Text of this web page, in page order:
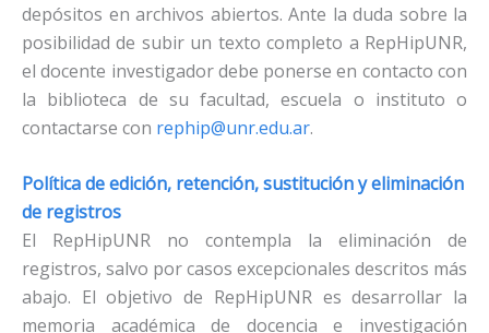
depósitos en archivos abiertos. Ante la duda sobre la
posibilidad de subir un texto completo a RepHipUNR,
el docente investigador debe ponerse en contacto con
la biblioteca de su facultad, escuela o instituto o
contactarse con rephip@unr.edu.ar.
Política de edición, retención, sustitución y eliminación
de registros
El RepHipUNR no contempla la eliminación de
registros, salvo por casos excepcionales descritos más
abajo. El objetivo de RepHipUNR es desarrollar la
memoria académica de docencia e investigación